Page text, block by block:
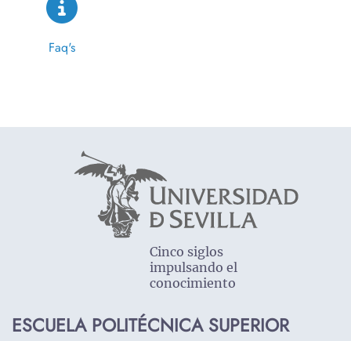
Faq's
Cinco siglos
impulsando el
conocimiento
ESCUELA POLITÉCNICA SUPERIOR